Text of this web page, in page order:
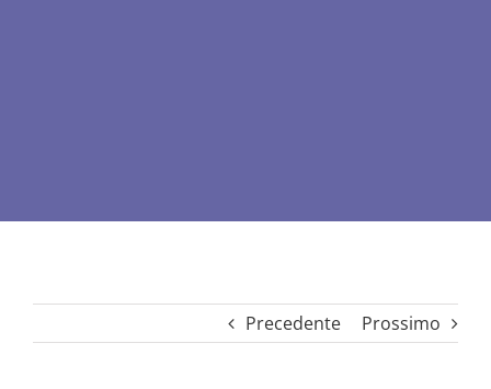
Precedente Prossimo